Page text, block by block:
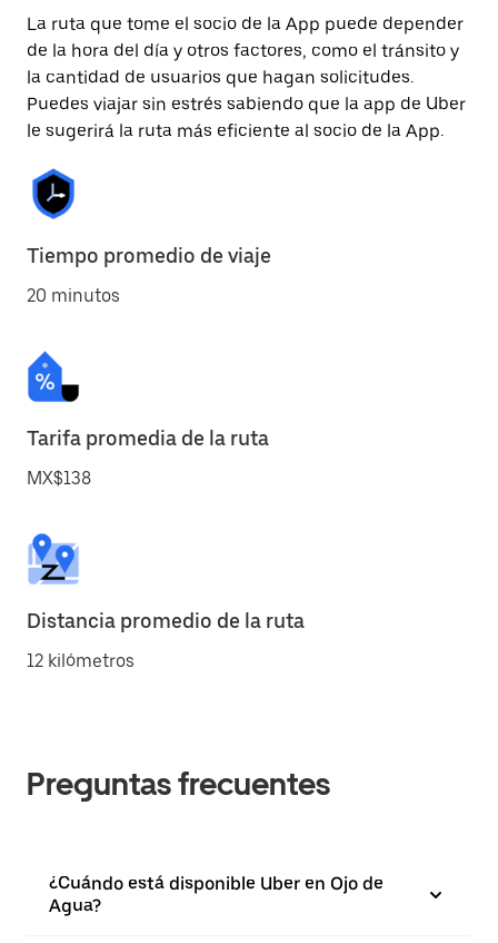
La ruta que tome el socio de la App puede depender
de la hora del día y otros factores, como el tránsito y
la cantidad de usuarios que hagan solicitudes.
Puedes viajar sin estrés sabiendo que la app de Uber
le sugerirá la ruta más eficiente al socio de la App.
Tiempo promedio de viaje
20 minutos
Tarifa promedia de la ruta
MX$138
Distancia promedio de la ruta
12 kilómetros
Preguntas frecuentes
¿Cuándo está disponible Uber en Ojo de
Agua?